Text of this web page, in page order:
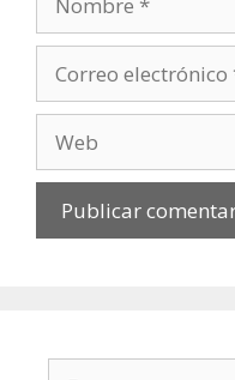
electrónico